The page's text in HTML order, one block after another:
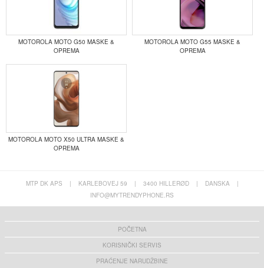
MOTOROLA MOTO G50 MASKE &
OPREMA
MOTOROLA MOTO G55 MASKE &
OPREMA
MOTOROLA MOTO X50 ULTRA MASKE &
OPREMA
MTP DK APS | KARLEBOVEJ 59 | 3400 HILLERØD | DANSKA
|
INFO@MYTRENDYPHONE.RS
POČETNA
KORISNIČKI SERVIS
PRAĆENJE NARUDŽBINE